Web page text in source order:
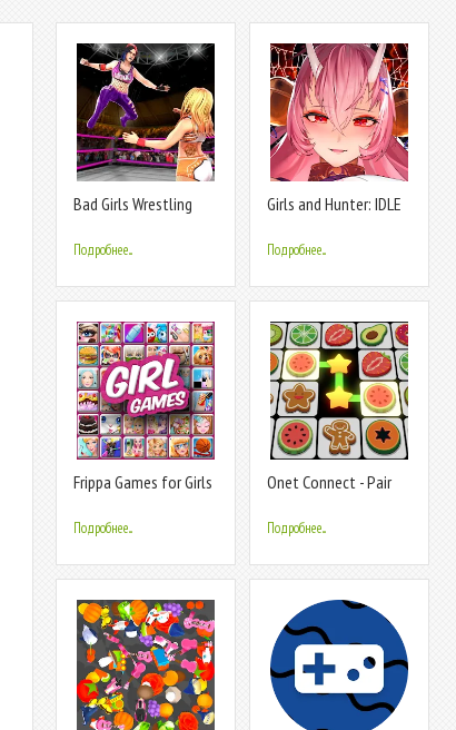
Bad Girls Wrestling
Подробнее...
Girls and Hunter: IDLE
Подробнее...
Frippa Games for Girls
Подробнее...
Onet Connect - Pair
Подробнее...